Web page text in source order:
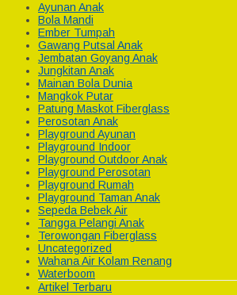
Ayunan Anak
Bola Mandi
Ember Tumpah
Gawang Putsal Anak
Jembatan Goyang Anak
Jungkitan Anak
Mainan Bola Dunia
Mangkok Putar
Patung Maskot Fiberglass
Perosotan Anak
Playground Ayunan
Playground Indoor
Playground Outdoor Anak
Playground Perosotan
Playground Rumah
Playground Taman Anak
Sepeda Bebek Air
Tangga Pelangi Anak
Terowongan Fiberglass
Uncategorized
Wahana Air Kolam Renang
Waterboom
Artikel Terbaru